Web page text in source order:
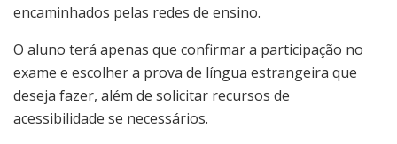
encaminhados pelas redes de ensino.
O aluno terá apenas que confirmar a participação no
exame e escolher a prova de língua estrangeira que
deseja fazer, além de solicitar recursos de
acessibilidade se necessários.